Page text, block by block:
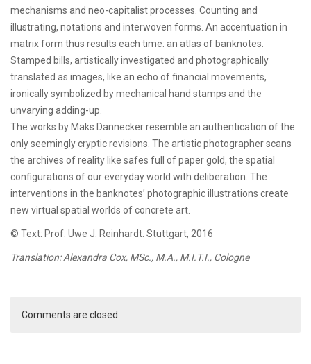
mechanisms and neo-capitalist processes. Counting and
illustrating, notations and interwoven forms. An accentuation in
matrix form thus results each time: an atlas of banknotes.
Stamped bills, artistically investigated and photographically
translated as images, like an echo of financial movements,
ironically symbolized by mechanical hand stamps and the
unvarying adding-up.
The works by Maks Dannecker resemble an authentication of the
only seemingly cryptic revisions. The artistic photographer scans
the archives of reality like safes full of paper gold, the spatial
configurations of our everyday world with deliberation. The
interventions in the banknotes’ photographic illustrations create
new virtual spatial worlds of concrete art.
© Text: Prof. Uwe J. Reinhardt. Stuttgart, 2016
Translation: Alexandra Cox, MSc., M.A., M.I.T.I., Cologne
Comments are closed.